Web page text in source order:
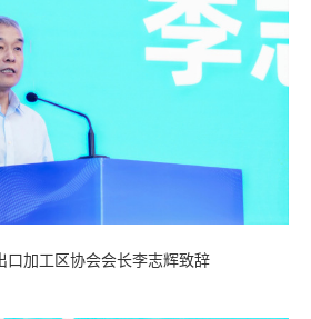
口加工区协会会长李志辉致辞